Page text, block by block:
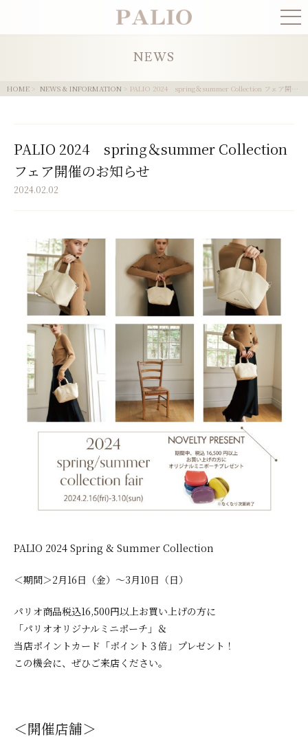
COLLECTION
NEWS
PRESS
ONLINE STORE
CONTACT
NEWS
HOME > NEWS & INFORMATION > PALIO 2024 spring＆summer Collection フェア開催のお知らせ
PALIO 2024 spring＆summer Collection
フェア開催のお知らせ
2024.02.02
PALIO 2024 Spring & Summer Collection
＜期間＞2月16日（金）～3月10日（日）
パリオ商品税込16,500円以上お買い上げの方に
「パリオオリジナルミニポーチ」＆
当店ポイントカード「ポイント３倍」プレゼント！
この機会に、ぜひご来店ください。
＜開催店舗＞